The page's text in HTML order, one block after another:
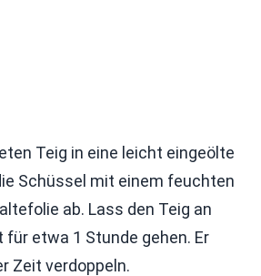
Teig in eine leicht eingeölte
Schüssel mit einem feuchten
ab. Lass den Teig an
für etwa 1 Stunde gehen. Er
Zeit verdoppeln.